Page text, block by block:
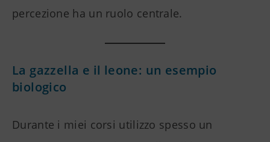
percezione ha un ruolo centrale.
La gazzella e il leone: un esempio
biologico
Durante i miei corsi utilizzo spesso un